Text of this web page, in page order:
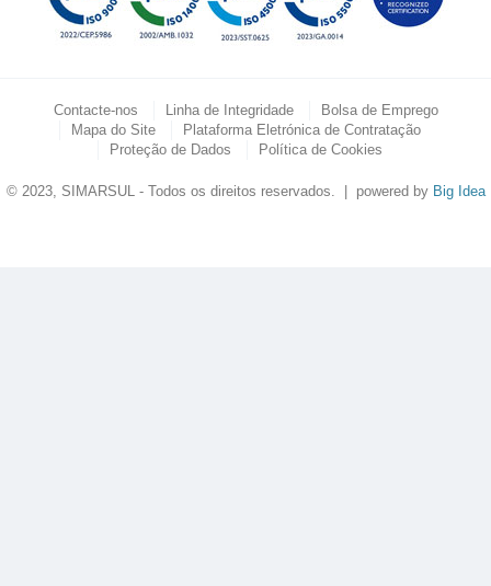
Contacte-nos Linha de Integridade
Bolsa de Emprego
Mapa do Site
Plataforma Eletrónica de Contratação
Proteção de Dados
Política de Cookies
© 2023, SIMARSUL - Todos os direitos reservados. | powered by Big Idea